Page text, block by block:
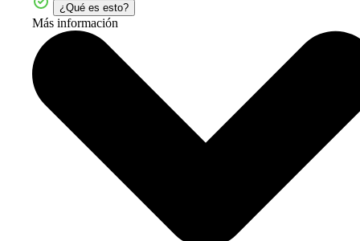
¿Qué es esto?
Más información